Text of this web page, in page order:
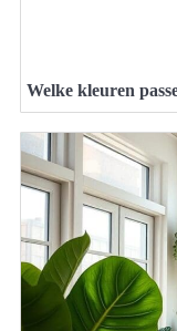
Welke kleuren